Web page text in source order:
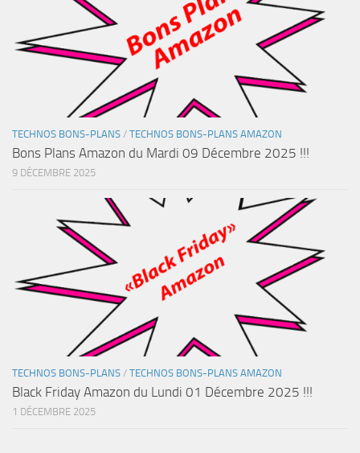
TECHNOS BONS-PLANS / TECHNOS BONS-PLANS AMAZON
Bons Plans Amazon du Mardi 09 Décembre 2025 !!!
9 DÉCEMBRE 2025
TECHNOS BONS-PLANS / TECHNOS BONS-PLANS AMAZON
Black Friday Amazon du Lundi 01 Décembre 2025 !!!
1 DÉCEMBRE 2025